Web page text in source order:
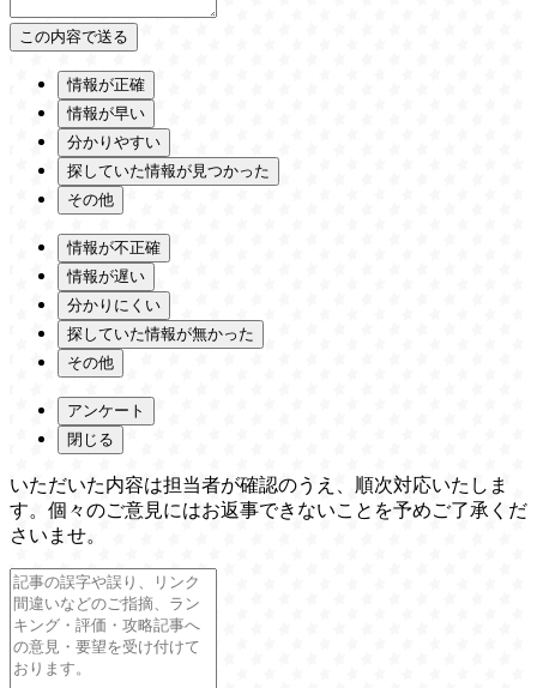
情報が正確
情報が早い
分かりやすい
探していた情報が見つかった
その他
情報が不正確
情報が遅い
分かりにくい
探していた情報が無かった
その他
アンケート
閉じる
いただいた内容は担当者が確認のうえ、順次対応いたしま
す。個々のご意見にはお返事できないことを予めご了承くだ
さいませ。